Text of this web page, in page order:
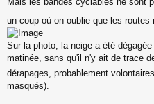
un coup où on oublie que les
Sur la photo, la neige a été
matinée, sans qu'il n'y ait de trace
dérapages, probablement volontaires
masqués).